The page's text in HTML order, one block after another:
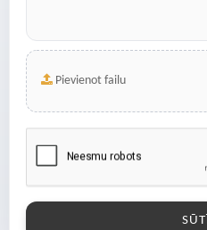
Pievienot failu